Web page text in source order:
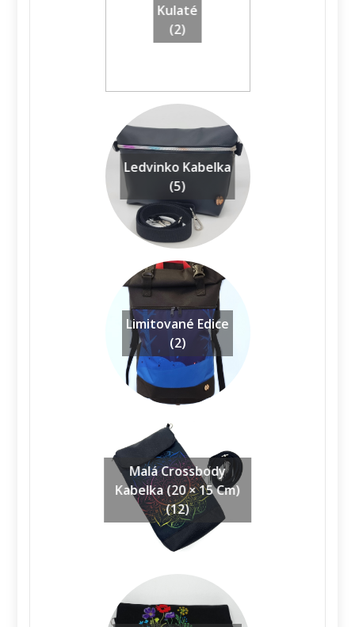
Kulaté
(2)
Ledvinko Kabelka
(5)
Limitované Edice
(2)
Malá Crossbody
Kabelka (20 × 15 Cm)
(12)